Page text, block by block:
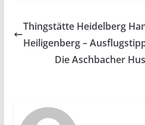
Thingstätte Heidelberg
Heiligenberg –
Die Aschbacher